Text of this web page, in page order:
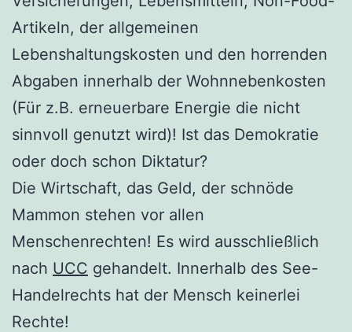
Artikeln, der allgemeinen
Lebenshaltungskosten und den horrenden
Abgaben innerhalb der Wohnnebenkosten
(Für z.B. erneuerbare Energie die nicht
sinnvoll genutzt wird)! Ist das Demokratie
oder doch schon Diktatur?
Die Wirtschaft, das Geld, der schnöde
Mammon stehen vor allen
Menschenrechten! Es wird ausschließlich
nach UCC gehandelt. Innerhalb des See-
Handelrechts hat der Mensch keinerlei
Rechte!